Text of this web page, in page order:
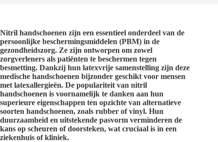
Nitril handschoenen zijn een essentieel onderdeel van de
persoonlijke beschermingsmiddelen (PBM) in de
gezondheidszorg. Ze zijn ontworpen om zowel
zorgverleners als patiënten te beschermen tegen
besmetting. Dankzij hun latexvrije samenstelling zijn deze
medische handschoenen bijzonder geschikt voor mensen
met latexallergieën. De populariteit van nitril
handschoenen is voornamelijk te danken aan hun
superieure eigenschappen ten opzichte van alternatieve
soorten handschoenen, zoals rubber of vinyl. Hun
duurzaamheid en uitstekende pasvorm verminderen de
kans op scheuren of doorsteken, wat cruciaal is in een
ziekenhuis of kliniek.